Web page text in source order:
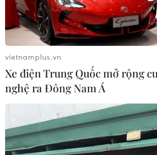
vietnamplus.vn
Xe điện Trung Quốc mở rộng
nghệ ra Đông Nam Á